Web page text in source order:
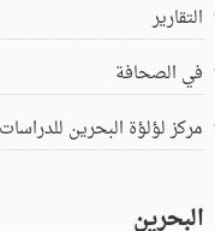
التقارير
في الصحافة
مركز لؤلؤة البحرين
البحرين